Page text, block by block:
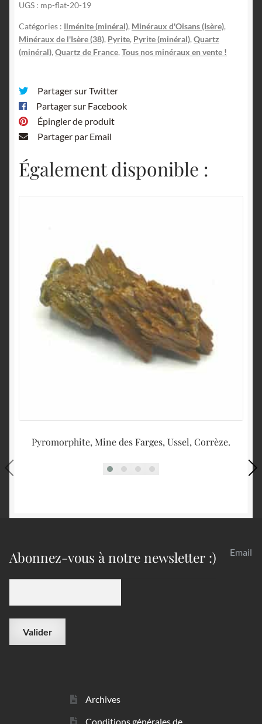
du
Lac,
Isère.
UGS : mp-flat-20-19
Catégories : Ilménite (minéral), Minéraux d'Oisans (Isère),
Minéraux de l'Isère (38), Pyrite, Pyrite (minéral), Quartz
(minéral), Quartz de France, Tous nos minéraux en vente !
Partager sur Twitter
Partager sur Facebook
Épingler de produit
Partager par Email
Également disponible :
Pyromorphite, Mine des Farges, Ussel, Corrèze.
Abonnez-vous à notre newsletter :) Email
Archives
Conditions générales de